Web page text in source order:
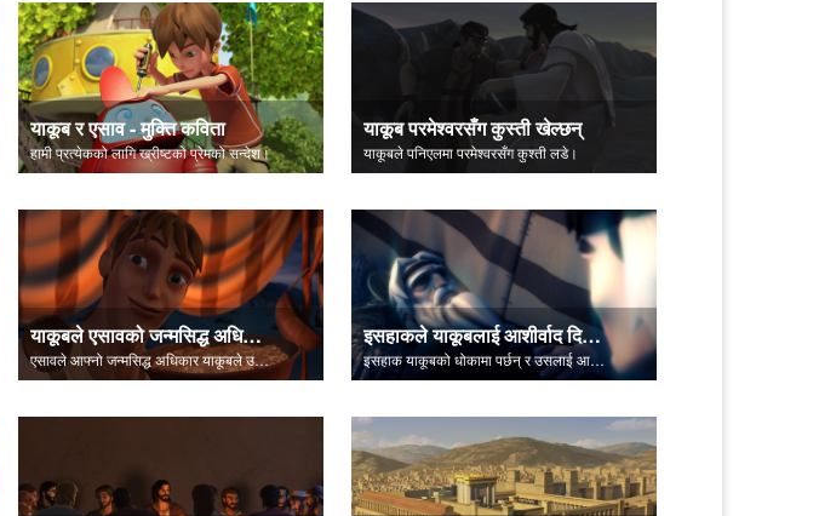
याकूब र एसाव - मुक्ति कविता
हामी प्रत्येकको लागि ख्रीष्टको प्रेमको सन्देश।
याकूब परमेश्वरसँग कुस्ती खेल्छन्
याकूबले पनिएलमा परमेश्वरसँग कुश्ती लडे।
याकूबले एसावको जन्मसिद्ध अधिकार लिन्छन्
एसावले आफ्नो जन्मसिद्ध अधिकार याकूबले उसिनेको कुरासँग खरिद गर्छन्।
इसहाकले याकूबलाई आशीर्वाद दिन्छन्
इसहाक याकूबको धोकामा पर्छन् र उसलाई आशीर्वाद दिन्छन्।